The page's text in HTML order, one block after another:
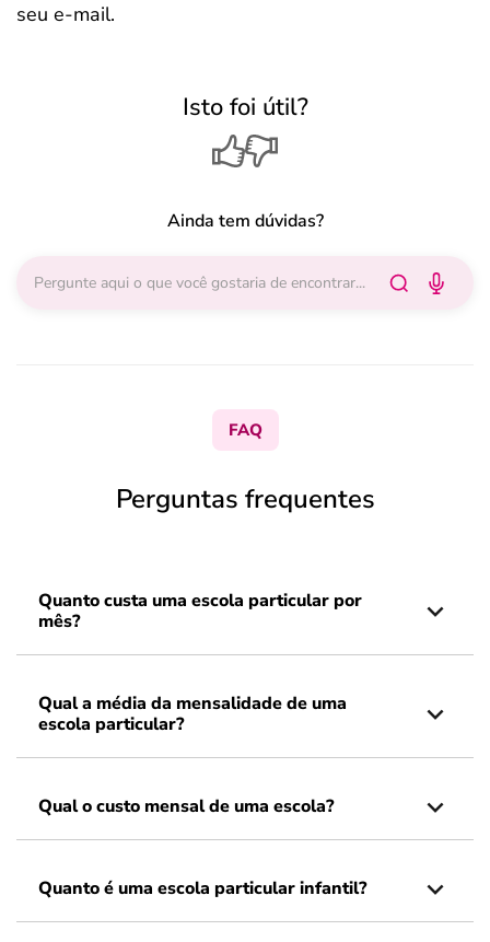
seu e-mail.
Isto foi útil?
Ainda tem dúvidas?
FAQ
Perguntas frequentes
Quanto custa uma escola particular por
mês?
Qual a média da mensalidade de uma
escola particular?
Qual o custo mensal de uma escola?
Quanto é uma escola particular infantil?